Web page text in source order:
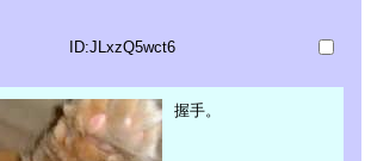
ID:JLxzQ5wct6
握手。